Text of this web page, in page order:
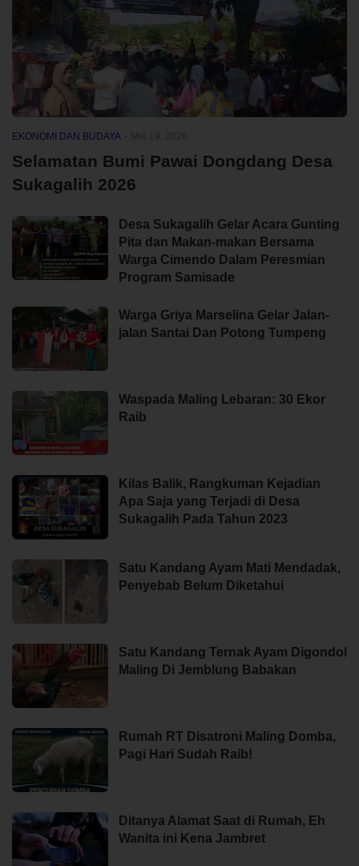
EKONOMI DAN BUDAYA
Selamatan Bumi Pawai Dongdang Desa
Sukagalih 2026
Desa Sukagalih Gelar Acara Gunting
Pita dan Makan-makan Bersama
Warga Cimendo Dalam Peresmian
Program Samisade
Warga Griya Marselina Gelar Jalan-
jalan Santai Dan Potong Tumpeng
Waspada Maling Lebaran: 30 Ekor
Raib
Kilas Balik, Rangkuman Kejadian
Apa Saja yang Terjadi di Desa
Sukagalih Pada Tahun 2023
Satu Kandang Ayam Mati Mendadak,
Penyebab Belum Diketahui
Satu Kandang Ternak Ayam Digondol
Maling Di Jemblung Babakan
Rumah RT Disatroni Maling Domba,
Pagi Hari Sudah Raib!
Ditanya Alamat Saat di Rumah, Eh
Wanita ini Kena Jambret